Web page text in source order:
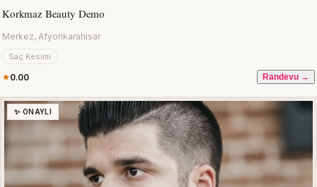
Korkmaz Beauty Demo
Merkez, Afyonkarahisar
Saç Kesimi
0.00 Randevu →
✨ ONAYLI